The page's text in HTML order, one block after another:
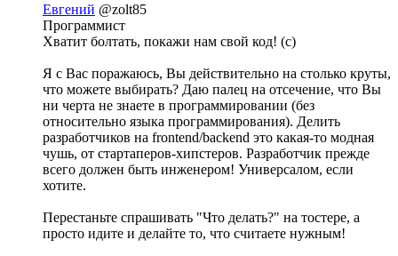
Евгений @zolt85
Программист
Хватит болтать, покажи нам свой код! (с)
Я с Вас поражаюсь, Вы действительно на столько круты,
что можете выбирать? Даю палец на отсечение, что Вы
ни черта не знаете в программировании (без
относительно языка программирования). Делить
разработчиков на frontend/backend это какая-то модная
чушь, от стартаперов-хипстеров. Разработчик прежде
всего должен быть инженером! Универсалом, если
хотите.
Перестаньте спрашивать "Что делать?" на тостере, а
просто идите и делайте то, что считаете нужным!